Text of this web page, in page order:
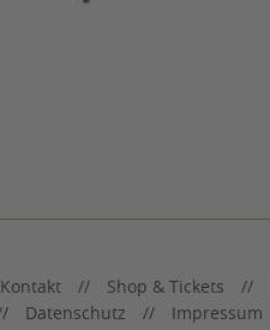
Kontakt Shop & Tickets
Datenschutz Impressum